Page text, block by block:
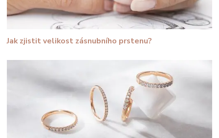
Jak zjistit velikost zásnubního prstenu?